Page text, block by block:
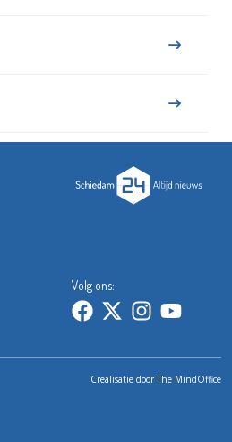
Volg ons:
Crealisatie doorThe MindOffice